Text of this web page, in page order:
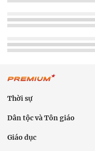
Thời sự
Dân tộc và Tôn giáo
Giáo dục